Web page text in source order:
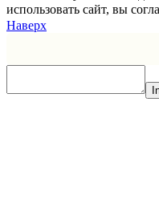
использовать сайт, вы
Наверх